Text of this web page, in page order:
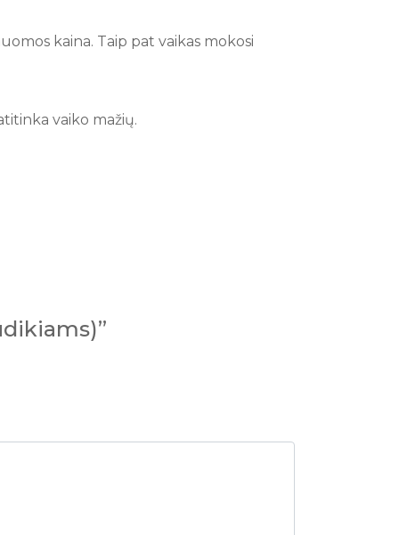
kaina. Taip pat vaikas mokosi
vaiko mažių.